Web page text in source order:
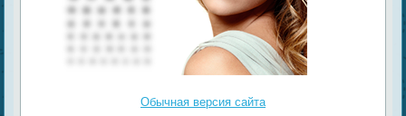
Обычная версия сайта